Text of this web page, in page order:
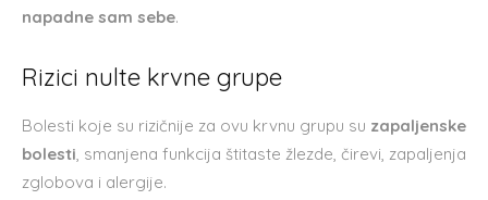
napadne sam sebe.
Rizici nulte krvne grupe
Bolesti koje su rizičnije za ovu krvnu grupu su zapaljenske
bolesti, smanjena funkcija štitaste žlezde, čirevi, zapaljenja
zglobova i alergije.